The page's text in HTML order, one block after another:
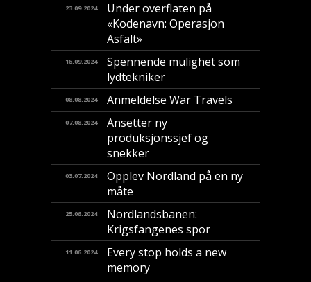
23.09.2024
Under overflaten på
«Kodenavn: Operasjon
Asfalt»
16.09.2024
Spennende mulighet som
lydtekniker
08.08.2024 Anmeldelse War Travels
07.08.2024
Ansetter ny
produksjonssjef og
snekker
03.07.2024
Opplev Nordland på en ny
måte
25.06.2024
Nordlandsbanen:
Krigsfangenes spor
11.06.2024
Every stop holds a new
memory